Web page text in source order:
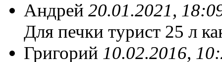
Андрей 20.01.2021,
Для печки турист 25 л
Григорий 10.02.2016,